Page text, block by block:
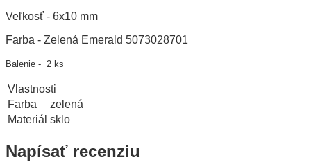
Veľkosť - 6x10 mm
Farba - Zelená Emerald 5073028701
Balenie - 2 ks
Vlastnosti
Farba
zelená
Materiál sklo
Napísať recenziu